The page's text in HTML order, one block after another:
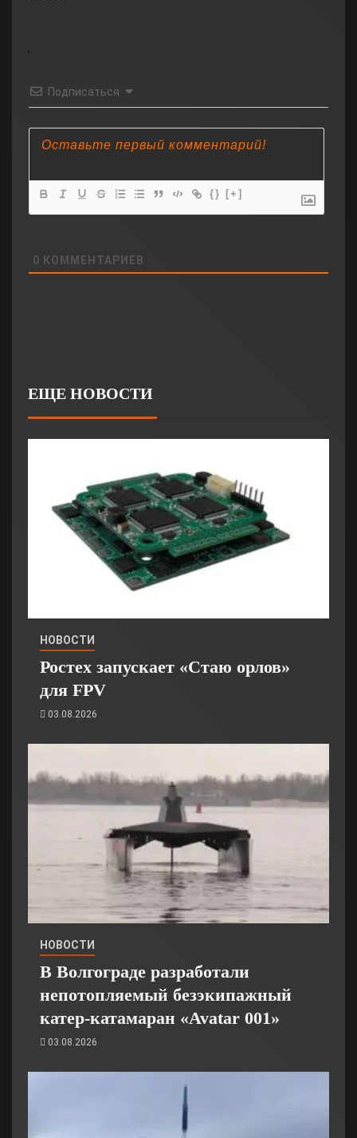
Подписаться
{} [+]
0 КОММЕНТАРИЕВ
ЕЩЕ НОВОСТИ
НОВОСТИ
Ростех запускает «Стаю орлов»
для FPV
03.08.2026
НОВОСТИ
В Волгограде разработали
непотопляемый безэкипажный
катер-катамаран «Avatar 001»
03.08.2026